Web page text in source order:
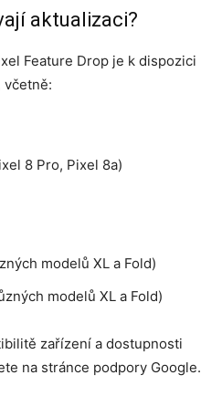
aktualizaci?
Feature Drop je k dispozici
včetně:
8 Pro, Pixel 8a)
modelů XL a Fold)
modelů XL a Fold)
zařízení a dostupnosti
na stránce podpory Google.